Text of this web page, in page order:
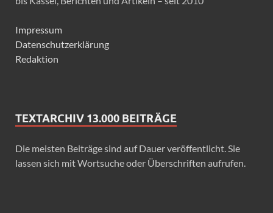
Impressum
Datenschutzerklärung
Redaktion
TEXTARCHIV 13.000 BEITRÄGE
Die meisten Beiträge sind auf Dauer veröffentlicht. Sie
lassen sich mit Wortsuche oder Überschriften aufrufen.